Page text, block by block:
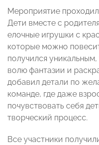
Мероприятие
Дети вместе с
елочные игрушки с
которые можно
получился
волю фантазии и
добавил детали по
команде, где даже
почувствовать себя
творческий процесс.
Все участники